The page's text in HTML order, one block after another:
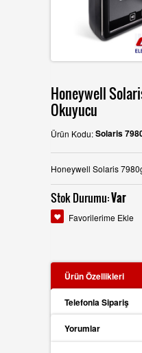
Honeywell
Okuyucu
Ürün Kodu:Solaris
Honeywell Solaris
Stok Durumu:Var
Favorilerime Ekle
Ürün Özellikleri
Telefonla Sipariş
Yorumlar